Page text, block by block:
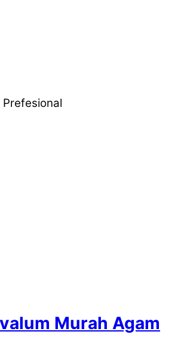
Murah Agam